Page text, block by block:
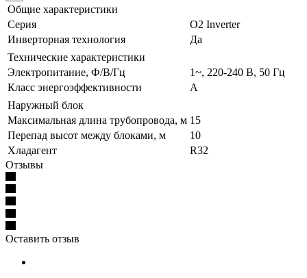
Общие характеристики
Серия
O2 Inverter
Инверторная технология
Да
Технические характеристики
Электропитание, Ф/В/Гц
1~, 220-240 В, 50 Гц
Класс энергоэффективности
A
Наружный блок
Максимальная длина трубопровода, м 15
Перепад высот между блоками, м
10
Хладагент
R32
Отзывы
Оставить отзыв